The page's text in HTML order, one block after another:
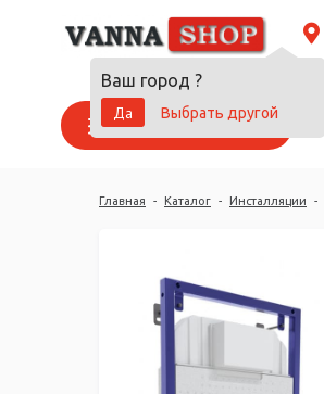
Ваш город ?
Да
Выбрать другой
Каталог товаров
Главная - Каталог - Инсталляции -